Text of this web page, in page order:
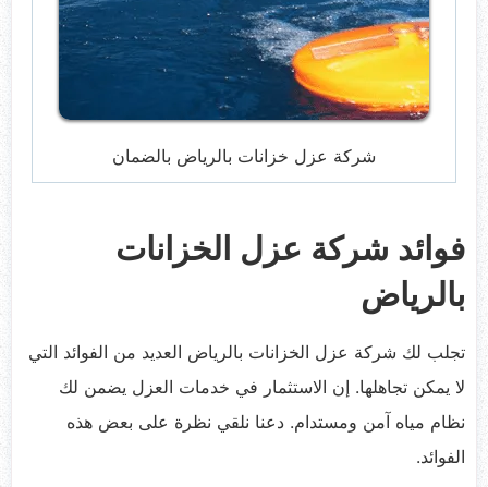
شركة عزل خزانات بالرياض بالضمان
فوائد شركة عزل الخزانات
بالرياض
تجلب لك شركة عزل الخزانات بالرياض العديد من الفوائد التي
لا يمكن تجاهلها. إن الاستثمار في خدمات العزل يضمن لك
نظام مياه آمن ومستدام. دعنا نلقي نظرة على بعض هذه
الفوائد.